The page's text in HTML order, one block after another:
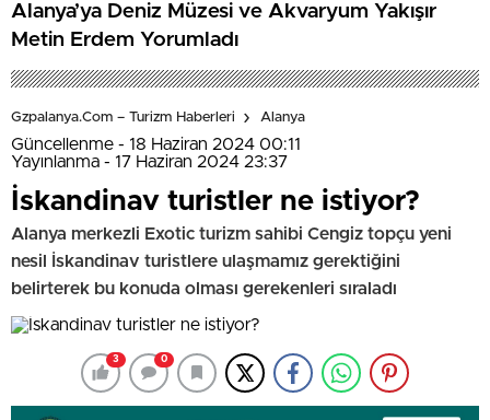
Alanya’ya Deniz Müzesi ve Akvaryum Yakışır
Metin Erdem Yorumladı
Gzpalanya.com – Turizm Haberleri Alanya
Güncellenme - 18 Haziran 2024 00:11
Yayınlanma - 17 Haziran 2024 23:37
İskandinav turistler ne istiyor?
Alanya merkezli Exotic turizm sahibi Cengiz topçu yeni
nesil İskandinav turistlere ulaşmamız gerektiğini
belirterek bu konuda olması gerekenleri sıraladı
3 0